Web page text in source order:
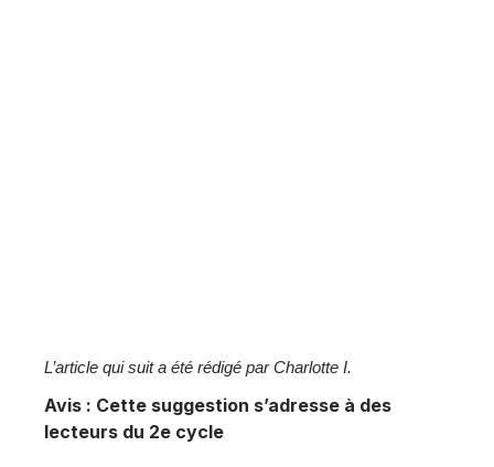
L’article qui suit a été rédigé par Charlotte I.
Avis : Cette suggestion s’adresse à des
lecteurs du 2e cycle